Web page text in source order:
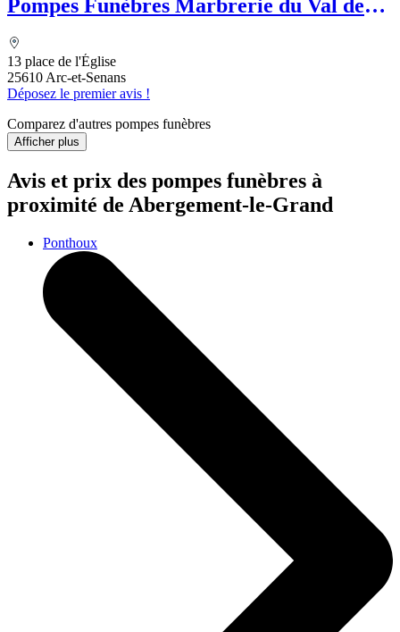
Pompes Funèbres Marbrerie du Val de
13 place de l'Église
25610 Arc-et-Senans
Déposez le premier avis !
Comparez d'autres pompes funèbres
Afficher plus
Avis et prix des pompes funèbres à
proximité de Abergement-le-Grand
Ponthoux